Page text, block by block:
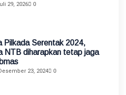
29, 2026 0
Pilkada Serentak 2024,
NTB diharapkan tetap jaga
23, 2024 0